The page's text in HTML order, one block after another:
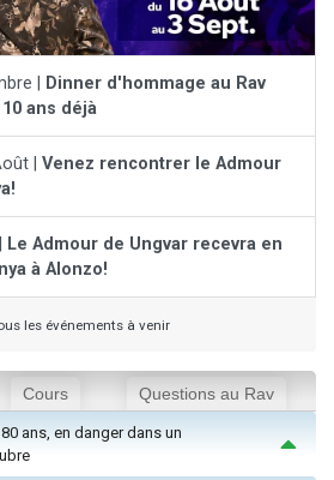
|
Dinner d'hommage au Rav
ans déjà
| Venez rencontrer le Admour
Le Admour de Ungvar recevra en
à Alonzo!
les événements à venir
Cours Questions au Rav
80 ans, en danger dans un